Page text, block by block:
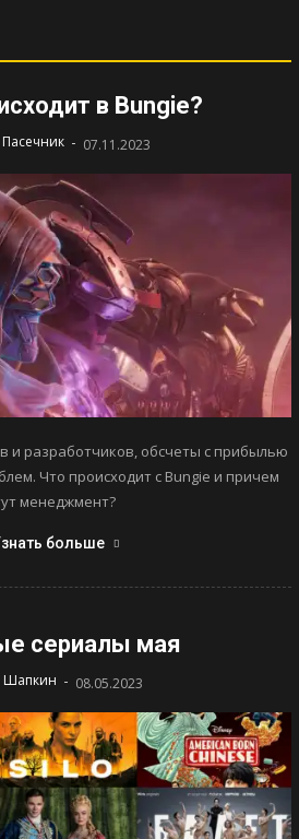
в Bungie?
- 07.11.2023
и разработчиков, обсчеты с прибылью
Что происходит с Bungie и причем
менеджмент?
больше
сериалы мая
Шапкин - 08.05.2023